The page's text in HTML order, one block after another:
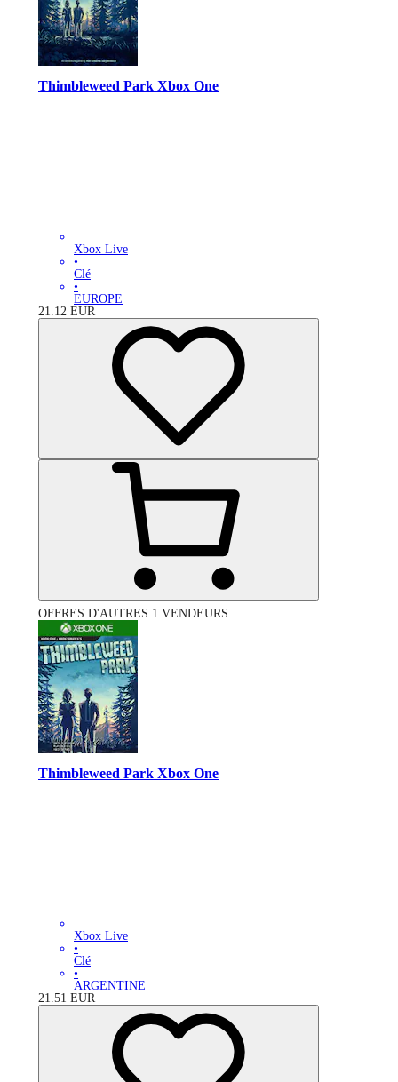
Thimbleweed Park Xbox One
Xbox Live
•
Clé
•
EUROPE
21.12 EUR
OFFRES D'AUTRES 1 VENDEURS
Thimbleweed Park Xbox One
Xbox Live
•
Clé
•
ARGENTINE
21.51 EUR